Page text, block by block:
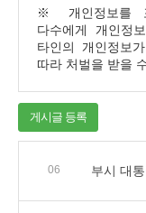
※ 개인정보를
다수에게 개인정
타인의 개인정보
따라 처벌을 받을
게시글 등록
06 부시 대